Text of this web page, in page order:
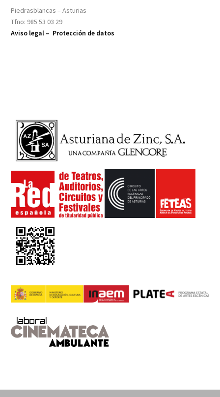
Piedrasblancas – Asturias
Tfno: 985 53 03 29
Aviso legal – Protección de datos